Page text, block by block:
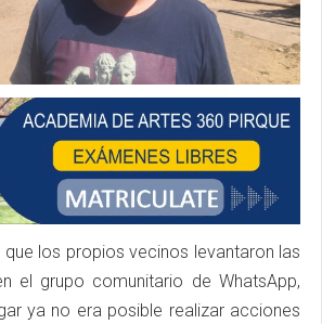
los propios vecinos levantaron las
el grupo comunitario de WhatsApp,
ya no era posible realizar acciones